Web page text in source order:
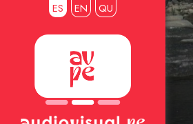
ES EN QU